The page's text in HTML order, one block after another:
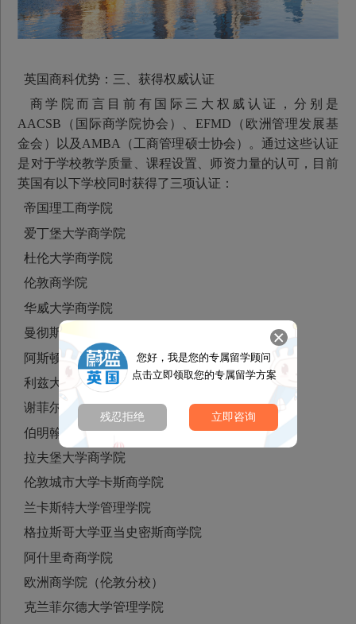
英国商科优势：三、获得权威认证
商学院而言目前有国际三大权威认证，分别是
AACSB（国际商学院协会）、EFMD（欧洲管理发展基
金会）以及AMBA（工商管理硕士协会）。通过这些认证
是对于学校教学质量、课程设置、师资力量的认可，目前
英国有以下学校同时获得了三项认证：
帝国理工商学院
爱丁堡大学商学院
杜伦大学商学院
伦敦商学院
华威大学商学院
曼彻斯特大学商学院
阿斯顿大学商学院
利兹大学商学院
谢菲尔德大学管理学院
伯明翰大学商学院
拉夫堡大学商学院
伦敦城市大学卡斯商学院
兰卡斯特大学管理学院
格拉斯哥大学亚当史密斯商学院
阿什里奇商学院
欧洲商学院（伦敦分校）
克兰菲尔德大学管理学院
您好，我是您的专属留学顾问
点击立即领取您的专属留学方案
残忍拒绝 立即咨询